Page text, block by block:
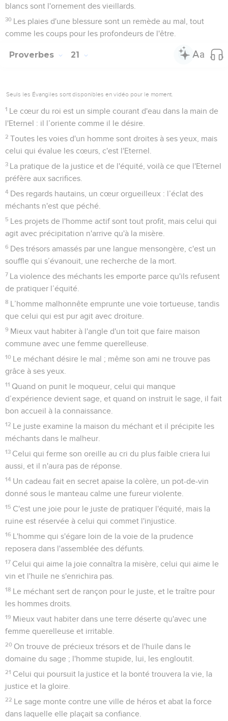
blancs sont l'ornement des vieillards.
30 Les plaies d'une blessure sont un remède au mal, tout
comme les coups pour les profondeurs de l'être.
Proverbes 21
Seuls les Évangiles sont disponibles en vidéo pour le moment.
1 Le cœur du roi est un simple courant d'eau dans la main de
l'Eternel : il l’oriente comme il le désire.
2 Toutes les voies d'un homme sont droites à ses yeux, mais
celui qui évalue les cœurs, c'est l'Eternel.
3 La pratique de la justice et de l'équité, voilà ce que l'Eternel
préfère aux sacrifices.
4 Des regards hautains, un cœur orgueilleux : l’éclat des
méchants n'est que péché.
5 Les projets de l'homme actif sont tout profit, mais celui qui
agit avec précipitation n'arrive qu'à la misère.
6 Des trésors amassés par une langue mensongère, c'est un
souffle qui s’évanouit, une recherche de la mort.
7 La violence des méchants les emporte parce qu'ils refusent
de pratiquer l’équité.
8 L’homme malhonnête emprunte une voie tortueuse, tandis
que celui qui est pur agit avec droiture.
9 Mieux vaut habiter à l'angle d'un toit que faire maison
commune avec une femme querelleuse.
10 Le méchant désire le mal ; même son ami ne trouve pas
grâce à ses yeux.
11 Quand on punit le moqueur, celui qui manque
d’expérience devient sage, et quand on instruit le sage, il fait
bon accueil à la connaissance.
12 Le juste examine la maison du méchant et il précipite les
méchants dans le malheur.
13 Celui qui ferme son oreille au cri du plus faible criera lui
aussi, et il n'aura pas de réponse.
14 Un cadeau fait en secret apaise la colère, un pot-de-vin
donné sous le manteau calme une fureur violente.
15 C'est une joie pour le juste de pratiquer l'équité, mais la
ruine est réservée à celui qui commet l'injustice.
16 L'homme qui s'égare loin de la voie de la prudence
reposera dans l'assemblée des défunts.
17 Celui qui aime la joie connaîtra la misère, celui qui aime le
vin et l'huile ne s'enrichira pas.
18 Le méchant sert de rançon pour le juste, et le traître pour
les hommes droits.
19 Mieux vaut habiter dans une terre déserte qu'avec une
femme querelleuse et irritable.
20 On trouve de précieux trésors et de l'huile dans le
domaine du sage ; l'homme stupide, lui, les engloutit.
21 Celui qui poursuit la justice et la bonté trouvera la vie, la
justice et la gloire.
22 Le sage monte contre une ville de héros et abat la force
dans laquelle elle plaçait sa confiance.